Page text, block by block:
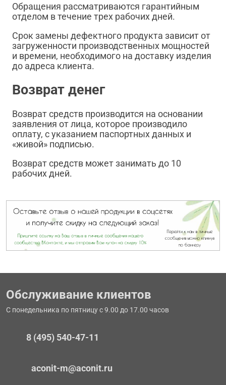
Обращения рассматриваются гарантийным
отделом в течение трех рабочих дней.
Срок замены дефектного продукта зависит от
загруженности производственных мощностей
и времени, необходимого на доставку изделия
до адреса клиента.
Возврат денег
Возврат средств производится на основании
заявления от лица, которое производило
оплату, с указанием паспортных данных и
«живой» подписью.
Возврат средств может занимать до 10
рабочих дней.
Обслуживание клиентов
С понедельника по пятницу с 9.00 до 17.00 часов
8 (495) 540-47-11
aconit-m@aconit.ru